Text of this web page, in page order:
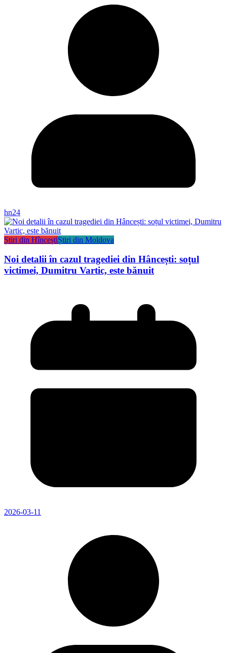
hn24
Știri din HînceștiȘtiri din Moldova
Noi detalii în cazul tragediei din Hâncești: soțul
victimei, Dumitru Vartic, este bănuit
2026-03-11